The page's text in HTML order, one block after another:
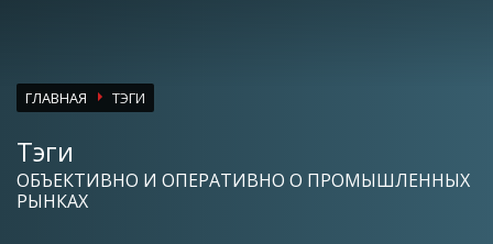
ГЛАВНАЯ ТЭГИ
Тэги
ОБЪЕКТИВНО И ОПЕРАТИВНО О ПРОМЫШЛЕННЫХ
РЫНКАХ